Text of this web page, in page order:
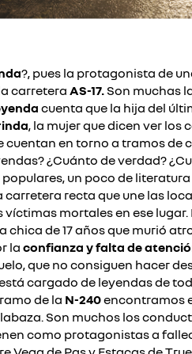
?, pues la protagonista de
carretera AS-17. Son muchas
cuenta que la hija del
, la mujer que dicen ver
cuentan en torno a tramos de
¿Cuánto de verdad?
un poco de
carretera recta que une las
víctimas mortales en ese lugar.
chica de 17 años que murió
la confianza y falta de
que no consiguen hacer
cargado de leyendas de
de la N-240encontramos
Son muchos los
como protagonistas a